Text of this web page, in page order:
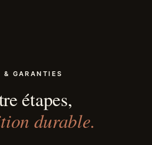
& GARANTIES
étapes,
durable.